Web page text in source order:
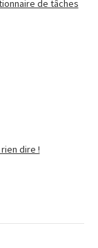
de tâches
dire !